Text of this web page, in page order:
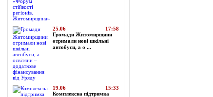
25.06
17:58
Громади Житомирщини
отримали нові шкільні
автобуси, а о ...
19.06
15:33
Комплексна підтримка